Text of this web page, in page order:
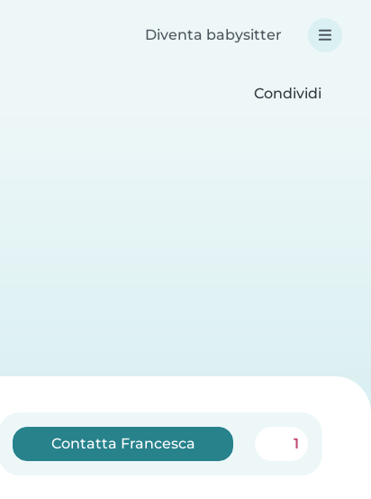
Diventa babysitter
Condividi
Contatta Francesca 1